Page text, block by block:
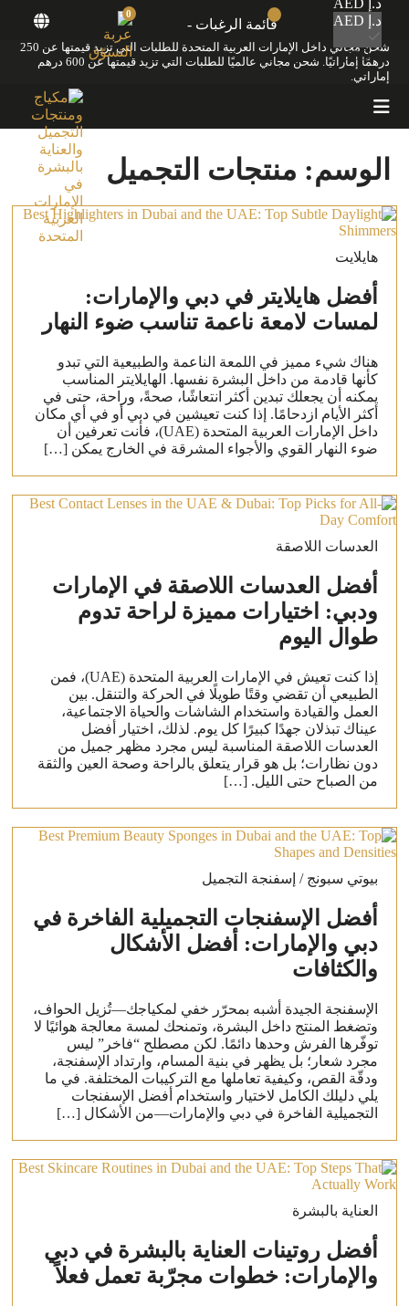
شحن مجاني داخل الإمارات العربية المتحدة للطلبات التي تزيد قيمتها عن 250
درهمًا إماراتيًا. شحن مجاني عالميًا للطلبات التي تزيد قيمتها عن 600 درهم
إماراتي.
الوسم: منتجات التجميل
هايلايت
أفضل هايلايتر في دبي والإمارات:
لمسات لامعة ناعمة تناسب ضوء النهار
هناك شيء مميز في اللمعة الناعمة والطبيعية التي تبدو
كأنها قادمة من داخل البشرة نفسها. الهايلايتر المناسب
يمكنه أن يجعلك تبدين أكثر انتعاشًا، صحةً، وراحة، حتى في
أكثر الأيام ازدحامًا. إذا كنت تعيشين في دبي أو في أي مكان
داخل الإمارات العربية المتحدة (UAE)، فأنت تعرفين أن
ضوء النهار القوي والأجواء المشرقة في الخارج يمكن […]
العدسات اللاصقة
أفضل العدسات اللاصقة في الإمارات
ودبي: اختيارات مميزة لراحة تدوم
طوال اليوم
إذا كنت تعيش في الإمارات العربية المتحدة (UAE)، فمن
الطبيعي أن تقضي وقتًا طويلًا في الحركة والتنقل. بين
العمل والقيادة واستخدام الشاشات والحياة الاجتماعية،
عيناك تبذلان جهدًا كبيرًا كل يوم. لذلك، اختيار أفضل
العدسات اللاصقة المناسبة ليس مجرد مظهر جميل من
دون نظارات؛ بل هو قرار يتعلق بالراحة وصحة العين والثقة
من الصباح حتى الليل. […]
بيوتي سبونج / إسفنجة التجميل
أفضل الإسفنجات التجميلية الفاخرة في
دبي والإمارات: أفضل الأشكال
والكثافات
الإسفنجة الجيدة أشبه بمحرّر خفي لمكياجك—تُزيل الحواف،
وتضغط المنتج داخل البشرة، وتمنحك لمسة معالجة هوائيًا لا
توفّرها الفرش وحدها دائمًا. لكن مصطلح “فاخر” ليس
مجرد شعار؛ بل يظهر في بنية المسام، وارتداد الإسفنجة،
ودقّة القص، وكيفية تعاملها مع التركيبات المختلفة. في ما
يلي دليلك الكامل لاختيار واستخدام أفضل الإسفنجات
التجميلية الفاخرة في دبي والإمارات—من الأشكال […]
العناية بالبشرة
أفضل روتينات العناية بالبشرة في دبي
والإمارات: خطوات مجرّبة تعمل فعلاً
د.إ AED
$ USD
قائمة الرغبات -
0